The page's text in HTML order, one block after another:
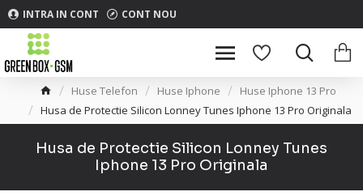
INTRA IN CONT CONT NOU
Huse Telefon Huse Iphone
Huse Iphone 13 Pro
Husa de Protectie Silicon Lonney Tunes Iphone 13 Pro Originala
Husa de Protectie Silicon Lonney Tunes
Iphone 13 Pro Originala